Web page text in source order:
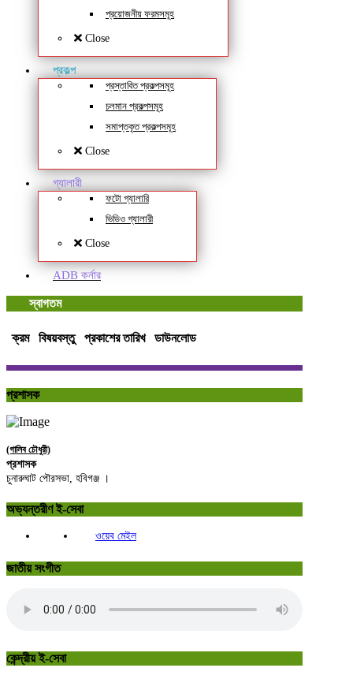
প্রয়োজনীয় ফরমসমূহ
Close
প্রকল্প
প্রস্তাবিত প্রকল্পসমূহ
চলমান প্রকল্পসমূহ
সমাপ্তকৃত প্রকল্পসমূহ
Close
গ্যালারী
ফটো গ্যালারি
ভিডিও গ্যালারী
Close
ADB কর্নার
স্বাগতম
ক্রম বিষয়বস্তু প্রকাশের তারিখ ডাউনলোড
প্রশাসক
(গালিব চৌধুরী)
প্রশাসক
চুনারুঘাট পৌরসভা, হবিগঞ্জ ।
অভ্যন্তরীণ ই-সেবা
ওয়েব মেইল
জাতীয় সংগীত
কেন্দ্রীয় ই-সেবা